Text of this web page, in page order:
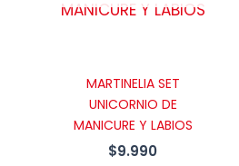
MARTINELIA SET
UNICORNIO DE
MANICURE Y LABIOS
$9.990